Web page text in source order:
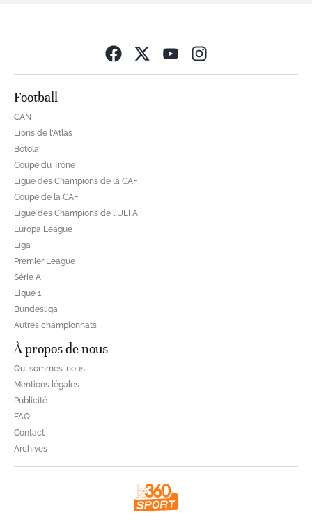
Football
CAN
Lions de l'Atlas
Botola
Coupe du Trône
Ligue des Champions de la CAF
Coupe de la CAF
Ligue des Champions de l'UEFA
Europa League
Liga
Premier League
Série A
Ligue 1
Bundesliga
Autres championnats
À propos de nous
Qui sommes-nous
Mentions légales
Publicité
FAQ
Contact
Archives